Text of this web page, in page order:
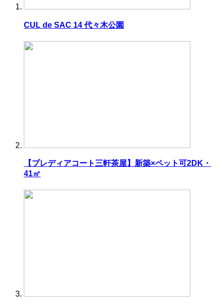
CUL de SAC 14 代々木公園
【プレディアコート三軒茶屋】新築×ペット可2DK・
41㎡